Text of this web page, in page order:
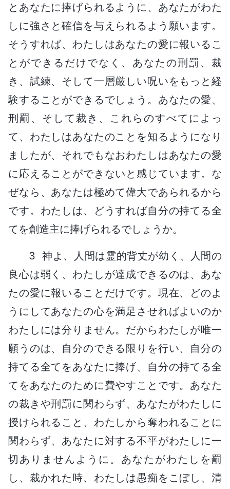
とあなたに捧げられるように、あなたがわた
しに強さと確信を与えられるよう願います。
そうすれば、わたしはあなたの愛に報いるこ
とができるだけでなく、あなたの刑罰、裁
き、試練、そして一層厳しい呪いをもっと経
験することができるでしょう。あなたの愛、
刑罰、そして裁き、これらのすべてによっ
て、わたしはあなたのことを知るようになり
ましたが、それでもなおわたしはあなたの愛
に応えることができないと感じています。な
ぜなら、あなたは極めて偉大であられるから
です。わたしは、どうすれば自分の持てる全
てを創造主に捧げられるでしょうか。
3 神よ、人間は霊的背丈が幼く、人間の
良心は弱く、わたしが達成できるのは、あな
たの愛に報いることだけです。現在、どのよ
うにしてあなたの心を満足させればよいのか
わたしには分りません。だからわたしが唯一
願うのは、自分のできる限りを行い、自分の
持てる全てをあなたに捧げ、自分の持てる全
てをあなたのために費やすことです。あなた
の裁きや刑罰に関わらず、あなたがわたしに
授けられること、わたしから奪われることに
関わらず、あなたに対する不平がわたしに一
切ありませんように。あなたがわたしを罰
し、裁かれた時、わたしは愚痴をこぼし、清